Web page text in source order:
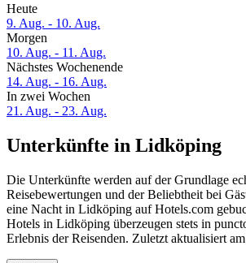
Heute
9. Aug. - 10. Aug.
Morgen
10. Aug. - 11. Aug.
Nächstes Wochenende
14. Aug. - 16. Aug.
In zwei Wochen
21. Aug. - 23. Aug.
Unterkünfte in Lidköping
Die Unterkünfte werden auf der Grundlage
Reisebewertungen und der Beliebtheit bei
eine Nacht in Lidköping auf Hotels.com
Hotels in Lidköping überzeugen stets in
Erlebnis der Reisenden. Zuletzt aktualisiert am